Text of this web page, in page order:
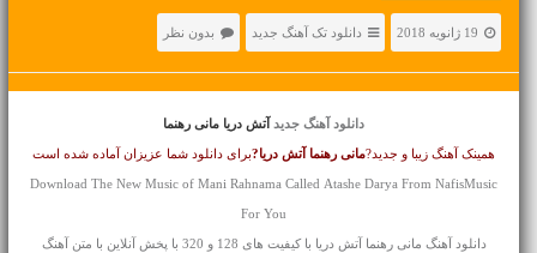
19 ژانویه 2018 دانلود تک آهنگ جدید بدون نظر
دانلود آهنگ جدیدآتش دریا مانی رهنما
همینک آهنگ زیبا و جدید?مانی رهنما آتش دریا?برای دانلود شما عزیزان آماده شده است
Download The New Music of Mani Rahnama Called Atashe Darya From NafisMusic
For You
دانلود آهنگ مانی رهنما آتش دریا با کیفیت های 128 و 320 با پخش آنلاین با متن آهنگ